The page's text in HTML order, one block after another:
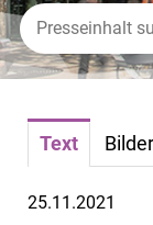
Text Bilder
25.11.2021